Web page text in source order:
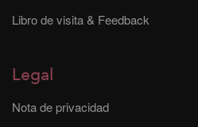
Libro de visita & Feedback
Legal
Nota de privacidad